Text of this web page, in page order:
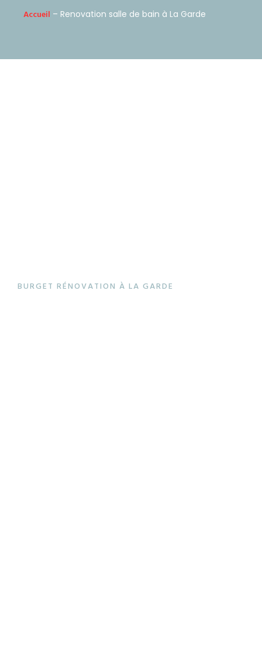
Accueil – Renovation salle de bain à La Garde
BURGET RÉNOVATION À LA GARDE